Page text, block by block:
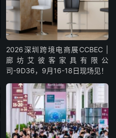
2026深圳跨境电商展CCBEC |
廊坊艾彼客家具有限公
司-9D36，9月16-18日现场见！